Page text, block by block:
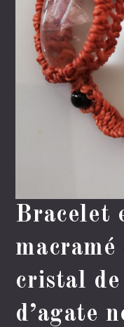
Bracelet
cristal
d’agate